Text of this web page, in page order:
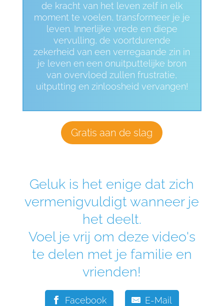
de kracht van het leven zelf in elk
moment te voelen, transformeer je je
leven. Innerlijke vrede en diepe
vervulling, de voortdurende
zekerheid van een verregaande zin in
je leven en een onuitputtelijke bron
van overvloed zullen frustratie,
uitputting en zinloosheid vervangen!
Gratis aan de slag
Geluk is het enige dat zich
vermenigvuldigt wanneer je
het deelt.
Voel je vrij om deze video's
te delen met je familie en
vrienden!
Facebook E-Mail